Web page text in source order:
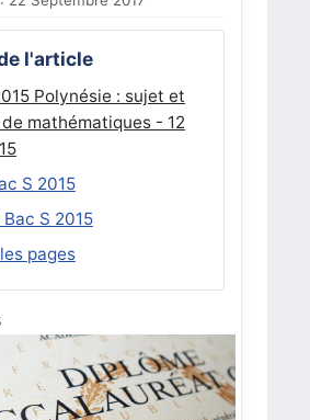
l'article
Polynésie : sujet et
mathématiques - 12
S 2015
S 2015
pages